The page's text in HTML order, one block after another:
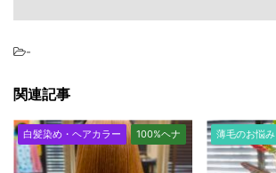
-
関連記事
白髪染め・ヘアカラー 100%ヘナ 薄毛のお悩み